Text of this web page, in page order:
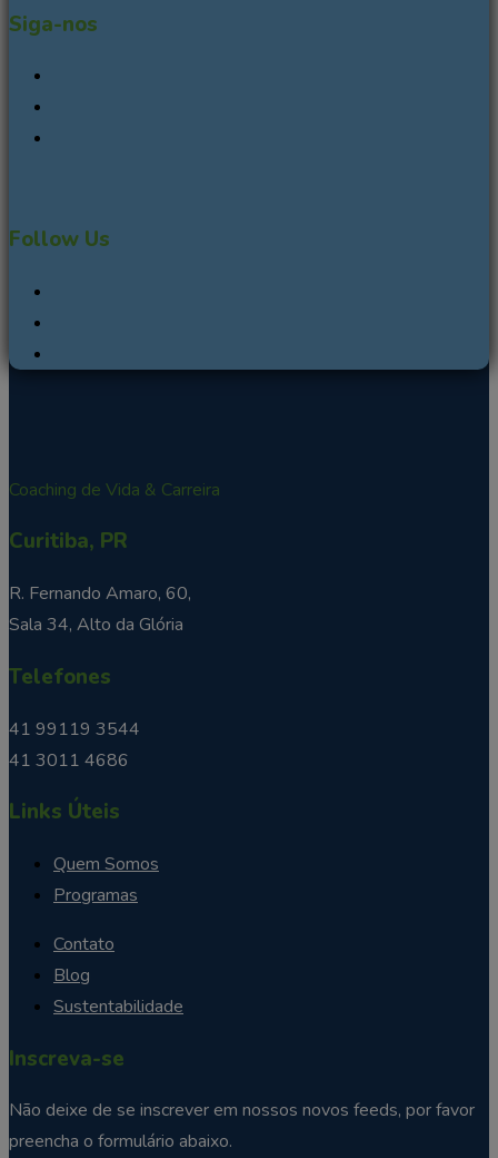
Siga-nos
Follow Us
Coaching de Vida & Carreira
Curitiba, PR
R. Fernando Amaro, 60,
Sala 34, Alto da Glória
Telefones
41 99119 3544
41 3011 4686
Links Úteis
Quem Somos
Programas
Contato
Blog
Sustentabilidade
Inscreva-se
Não deixe de se inscrever em nossos novos feeds, por favor
preencha o formulário abaixo.